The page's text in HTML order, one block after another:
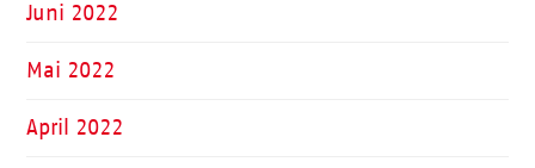
Juni 2022
Mai 2022
April 2022